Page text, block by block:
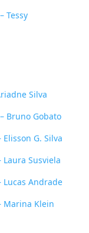
Tessy
Silva
Bruno Gobato
G. Silva
Laura Susviela
Lucas Andrade
Marina Klein